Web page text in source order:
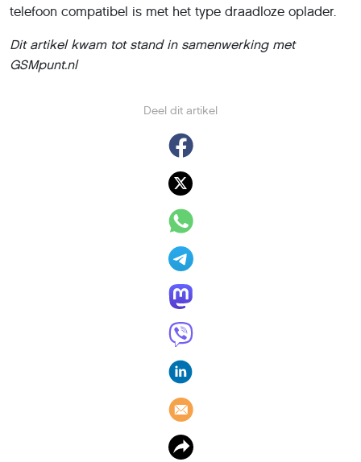
Deel dit artikel
telefoon compatibel is met het type draadloze oplader.
Dit artikel kwam tot stand in samenwerking met
GSMpunt.nl